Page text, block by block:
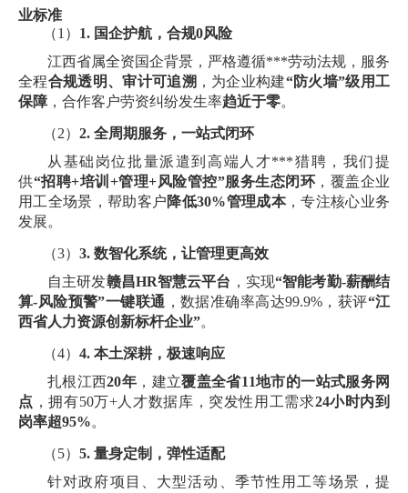
业标准
（1） 1. 国企护航，合规0风险
江西省属全资国企背景，严格遵循***劳动法规，服务
全程合规透明、审计可追溯 ，为企业构建“防火墙”级用工
保障 ，合作客户劳资纠纷发生率趋近于零。
（2） 2. 全周期服务，一站式闭环
从基础岗位批量派遣到高端人才***猎聘，我们提
供“招聘+培训+管理+风险管控”服务生态闭环 ，覆盖企业
用工全场景，帮助客户降低30%管理成本，专注核心业务
发展。
（3） 3. 数智化系统，让管理更高效
自主研发赣昌HR智慧云平台 ，实现“智能考勤-薪酬结
算-风险预警”一键联通 ，数据准确率高达99.9%，获评“江
西省人力资源创新标杆企业”。
（4） 4. 本土深耕，极速响应
扎根江西20年 ，建立覆盖全省11地市的一站式服务网
点 ，拥有50万+人才数据库，突发性用工需求24小时内到
岗率超95%。
（5） 5. 量身定制，弹性适配
针对政府项目、大型活动、季节性用工等场景，提